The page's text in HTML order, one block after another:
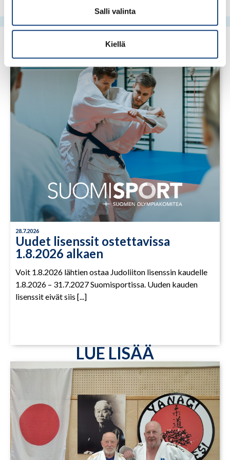
Salli valinta
Kiellä
28.7.2026
Uudet lisenssit ostettavissa
1.8.2026 alkaen
Voit 1.8.2026 lähtien ostaa Judoliiton lisenssin kaudelle
1.8.2026 – 31.7.2027 Suomisportissa. Uuden kauden
lisenssit eivät siis [...]
LUE LISÄÄ